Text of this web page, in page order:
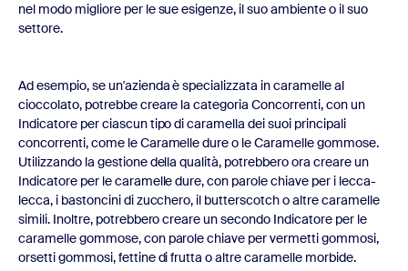
nel modo migliore per le sue esigenze, il suo ambiente o il suo
settore.
Ad esempio, se un'azienda è specializzata in caramelle al
cioccolato, potrebbe creare la categoria Concorrenti, con un
Indicatore per ciascun tipo di caramella dei suoi principali
concorrenti, come le Caramelle dure o le Caramelle gommose.
Utilizzando la gestione della qualità, potrebbero ora creare un
Indicatore per le caramelle dure, con parole chiave per i lecca-
lecca, i bastoncini di zucchero, il butterscotch o altre caramelle
simili. Inoltre, potrebbero creare un secondo Indicatore per le
caramelle gommose, con parole chiave per vermetti gommosi,
orsetti gommosi, fettine di frutta o altre caramelle morbide.